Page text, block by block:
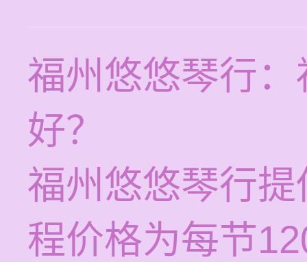
福州悠悠琴行
好？
福州悠悠琴行
程价格为每节